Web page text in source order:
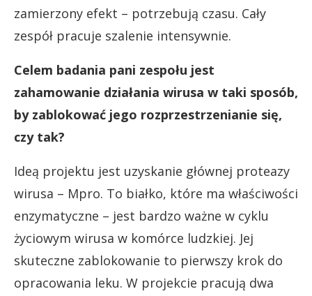
zamierzony efekt – potrzebują czasu. Cały
zespół pracuje szalenie intensywnie.
Celem badania pani zespołu jest
zahamowanie działania wirusa w taki sposób,
by zablokować jego rozprzestrzenianie się,
czy tak?
Ideą projektu jest uzyskanie głównej proteazy
wirusa – Mpro. To białko, które ma właściwości
enzymatyczne – jest bardzo ważne w cyklu
życiowym wirusa w komórce ludzkiej. Jej
skuteczne zablokowanie to pierwszy krok do
opracowania leku. W projekcie pracują dwa